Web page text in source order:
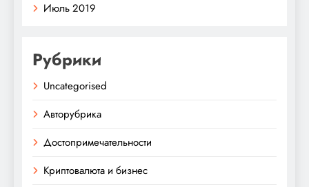
Июль 2019
Рубрики
Uncategorised
Авторубрика
Достопримечательности
Криптовалюта и бизнес